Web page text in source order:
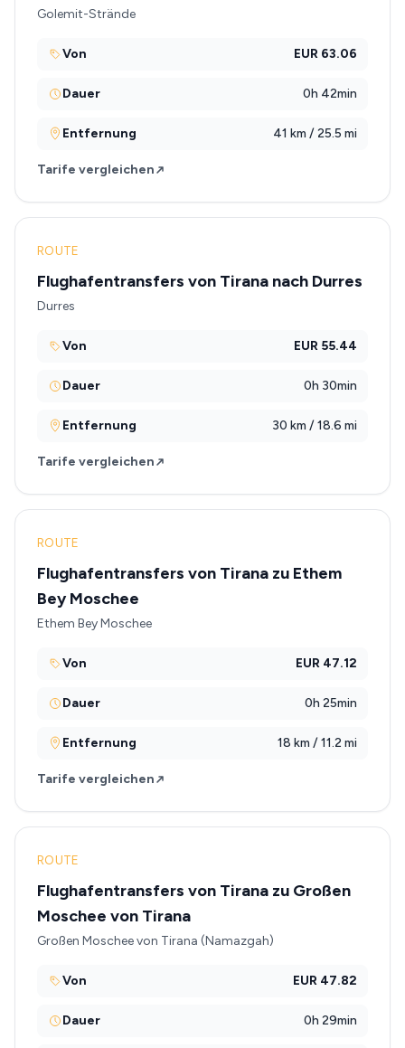
Golemit-Strände
Von EUR 63.06
Dauer 0h 42min
Entfernung 41 km / 25.5 mi
Tarife vergleichen
ROUTE
Flughafentransfers von Tirana nach Durres
Durres
Von EUR 55.44
Dauer 0h 30min
Entfernung 30 km / 18.6 mi
Tarife vergleichen
ROUTE
Flughafentransfers von Tirana zu Ethem
Bey Moschee
Ethem Bey Moschee
Von EUR 47.12
Dauer 0h 25min
Entfernung 18 km / 11.2 mi
Tarife vergleichen
ROUTE
Flughafentransfers von Tirana zu Großen
Moschee von Tirana
Großen Moschee von Tirana (Namazgah)
Von EUR 47.82
Dauer 0h 29min